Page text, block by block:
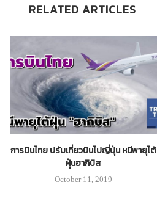
RELATED ARTICLES
การบินไทย ปรับเที่ยวบินไปญี่ปุ่น หนีพายุไต้
ฝุ่นฮากิบิส
October 11, 2019